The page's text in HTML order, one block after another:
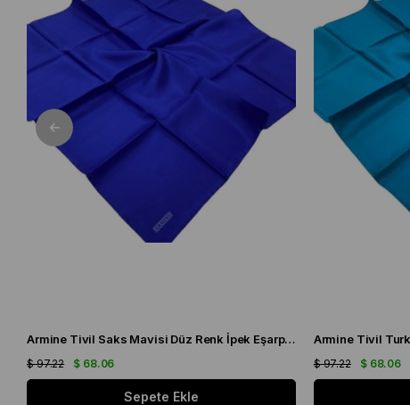
Armine Tivil Saks Mavisi Düz Renk İpek Eşarp IST 10D02 - 115
$ 68.06
$ 97.22
Sepete Ekle
$ 68.06
$ 97.22